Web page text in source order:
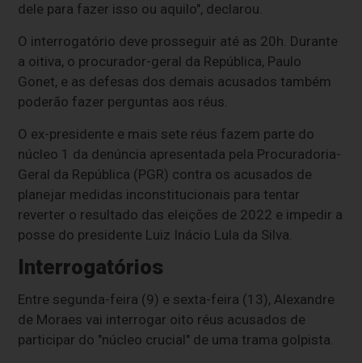
dele para fazer isso ou aquilo", declarou.
O interrogatório deve prosseguir até as 20h. Durante
a oitiva, o procurador-geral da República, Paulo
Gonet, e as defesas dos demais acusados também
poderão fazer perguntas aos réus.
O ex-presidente e mais sete réus fazem parte do
núcleo 1 da denúncia apresentada pela Procuradoria-
Geral da República (PGR) contra os acusados de
planejar medidas inconstitucionais para tentar
reverter o resultado das eleições de 2022 e impedir a
posse do presidente Luiz Inácio Lula da Silva.
Interrogatórios
Entre segunda-feira (9) e sexta-feira (13), Alexandre
de Moraes vai interrogar oito réus acusados de
participar do "núcleo crucial" de uma trama golpista.